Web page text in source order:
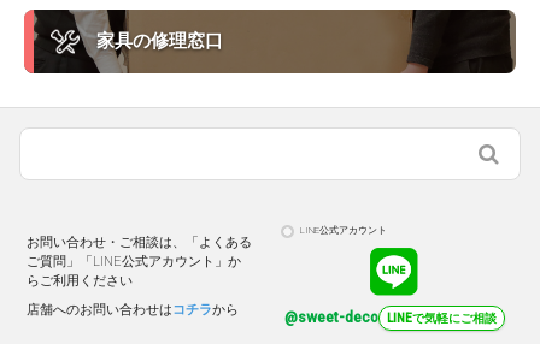
家具の修理窓口
お問い合わせ・ご相談は、「よくある
ご質問」「LINE公式アカウント」か
らご利用ください
店舗へのお問い合わせはコチラから
LINE公式アカウント
@sweet-deco LINEで気軽にご相談